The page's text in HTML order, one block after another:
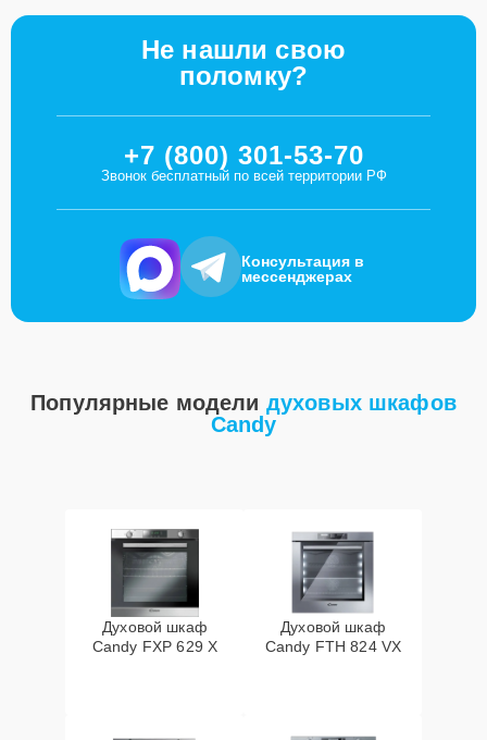
Не нашли свою
поломку?
+7 (800) 301-53-70
Звонок бесплатный по всей территории РФ
Консультация в
мессенджерах
Популярные модели духовых шкафов
Candy
Духовой шкаф
Candy FXP 629 X
Духовой шкаф
Candy FTH 824 VX